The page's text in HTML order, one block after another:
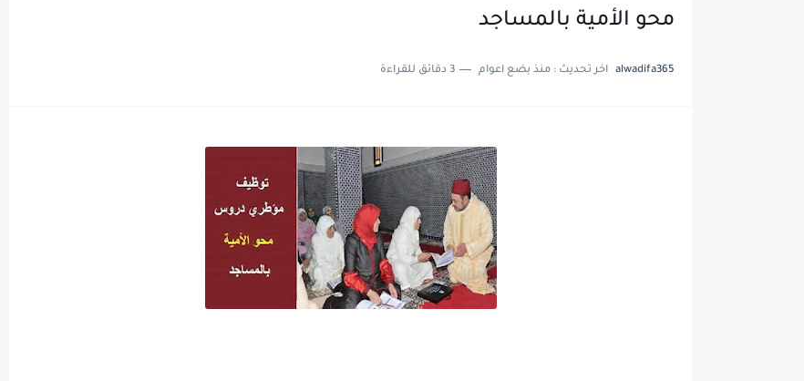
محو الأمية بالمساجد
alwadifa365 اخر تحديث : منذ بضع اعوام 3 دقائق للقراءة